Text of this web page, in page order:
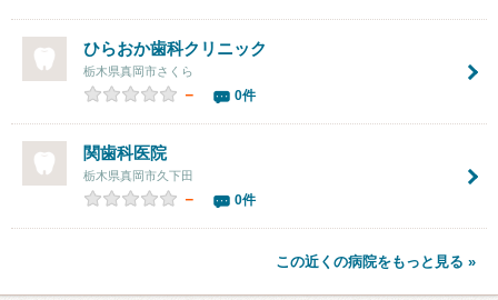
ひらおか歯科クリニック
栃木県真岡市さくら
－ 0件
関歯科医院
栃木県真岡市久下田
－ 0件
この近くの病院をもっと見る »